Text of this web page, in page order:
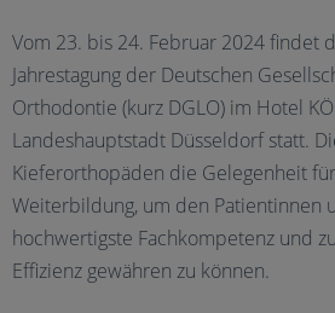
Vom 23. bis 24. Februar 2024 findet
Jahrestagung der Deutschen
Orthodontie (kurz DGLO) im Hotel
Landeshauptstadt Düsseldorf statt.
Kieferorthopäden die Gelegenheit
Weiterbildung, um den Patientinnen
hochwertigste Fachkompetenz und
Effizienz gewähren zu können.